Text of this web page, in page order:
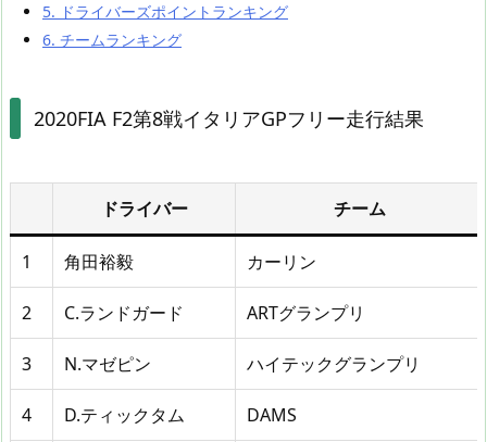
5. ドライバーズポイントランキング
6. チームランキング
2020FIA F2第8戦イタリアGPフリー走行結果
ドライバー チーム
1 角田裕毅 カーリン
2 C.ランドガード ARTグランプリ
3 N.マゼピン ハイテックグランプリ
4 D.ティックタム DAMS